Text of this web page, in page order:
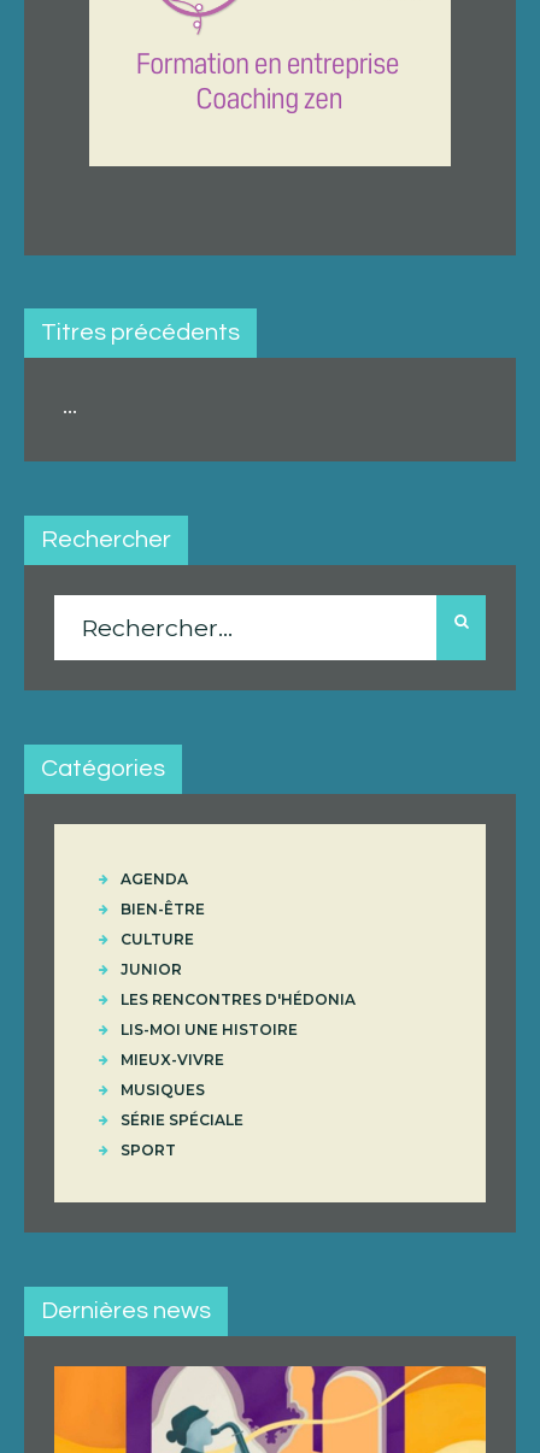
Titres précédents
...
Rechercher
Rechercher :
Catégories
AGENDA
BIEN-ÊTRE
CULTURE
JUNIOR
LES RENCONTRES D'HÉDONIA
LIS-MOI UNE HISTOIRE
MIEUX-VIVRE
MUSIQUES
SÉRIE SPÉCIALE
SPORT
Dernières news